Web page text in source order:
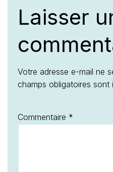
Laisser
Votre adresse e-mail ne
champs obligatoires sont
Commentaire *